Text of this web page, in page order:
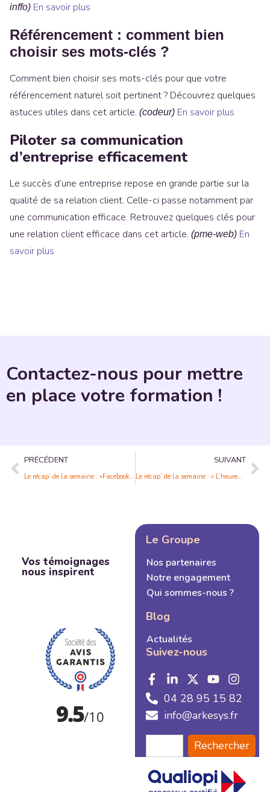
inffo) En savoir plus
Référencement : comment bien
choisir ses mots-clés ?
Comment bien choisir ses mots-clés pour que votre
référencement naturel soit pertinent ? Découvrez quelques
astuces utiles dans cet article. (codeur) En savoir plus
Piloter sa communication
d’entreprise efficacement
Le succès d’une entreprise repose en grande partie sur la
qualité de sa relation client. Celle-ci passe notamment par
une communication efficace. Retrouvez quelques clés pour
une relation client efficace dans cet article. (pme-web) En
savoir plus
Contactez-nous pour mettre
en place votre formation !
PRÉCÉDENT
Le récap’ de la semaine : «Facebook News: que faut-il retenir de son arrivée en France ?»
SUIVANT
Le récap’ de la semaine : « L’heureuse nécessité de se former tout au long de la vie »
Vos témoignages
nous inspirent
Le Groupe
Nos partenaires
Notre engagement
Qui sommes-nous ?
Blog
Actualités
Suivez-nous
04 28 95 15 82
info@arkesys.fr
Rechercher